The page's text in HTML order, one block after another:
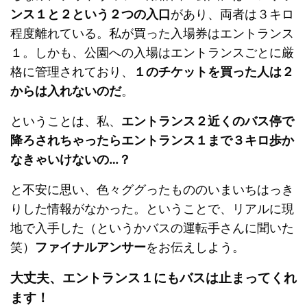
ンス１と２という２つの入口があり、両者は３キロ
程度離れている。私が買った入場券はエントランス
１。しかも、公園への入場はエントランスごとに厳
格に管理されており、
１のチケットを買った人は２
からは入れないのだ。
ということは、私、 エントランス２近くのバス停で
降ろされちゃったらエントランス１まで３キロ歩か
なきゃいけないの…？
と不安に思い、色々ググったもののいまいちはっき
りした情報がなかった。ということで、リアルに現
地で入手した（というかバスの運転手さんに聞いた
笑） ファイナルアンサーをお伝えしよう。
大丈夫、エントランス１にもバスは止まってくれ
ます！